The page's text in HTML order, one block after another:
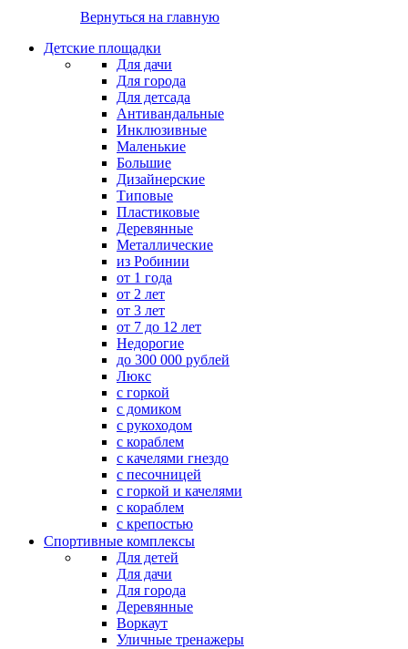
Вернуться на главную
Детские площадки
Для дачи
Для города
Для детсада
Антивандальные
Инклюзивные
Маленькие
Большие
Дизайнерские
Типовые
Пластиковые
Деревянные
Металлические
из Робинии
от 1 года
от 2 лет
от 3 лет
от 7 до 12 лет
Недорогие
до 300 000 рублей
Люкс
с горкой
с домиком
с рукоходом
с кораблем
с качелями гнездо
с песочницей
с горкой и качелями
с кораблем
с крепостью
Спортивные комплексы
Для детей
Для дачи
Для города
Деревянные
Воркаут
Уличные тренажеры